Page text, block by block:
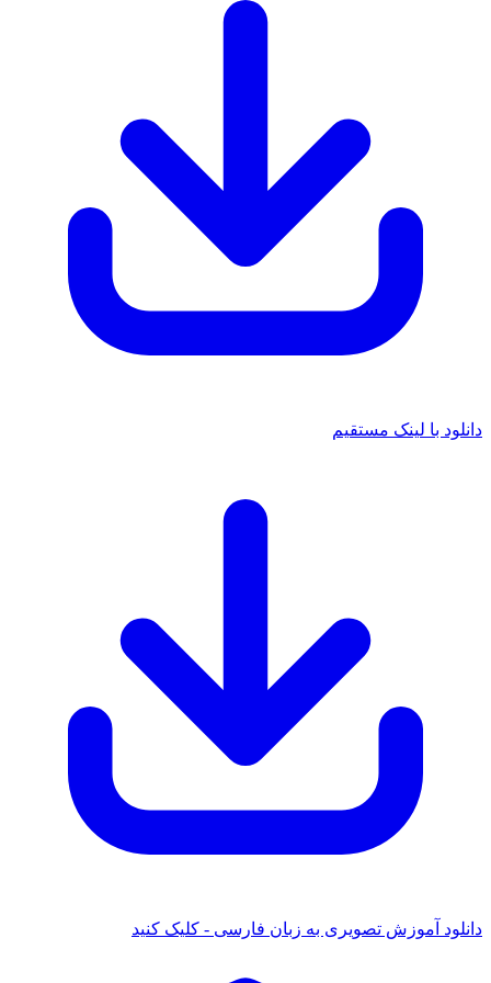
با لینک مستقیم
آموزش تصویری به زبان فارسی - کلیک کنید